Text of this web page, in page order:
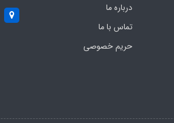
درباره ما
تماس با ما
حریم خصوصی